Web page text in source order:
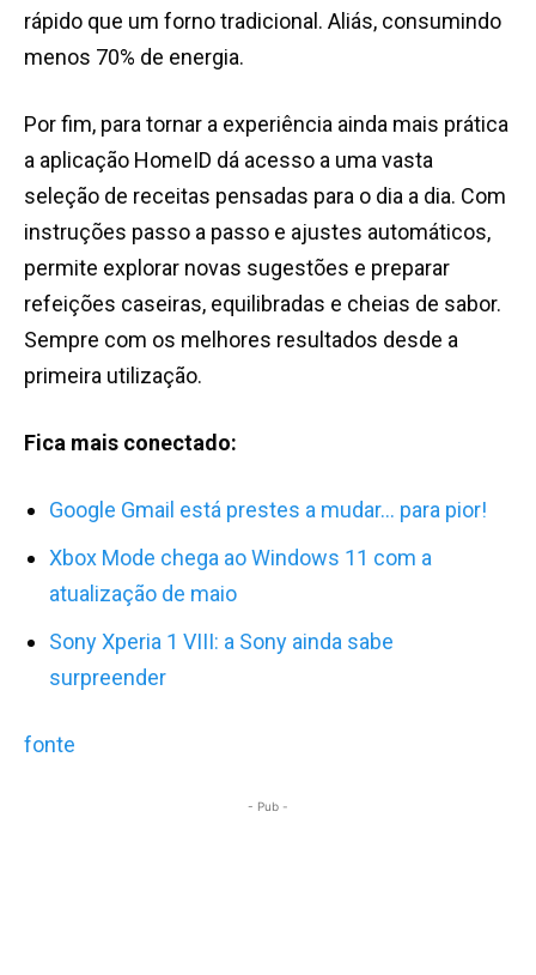
rápido que um forno tradicional. Aliás, consumindo
menos 70% de energia.
Por fim, para tornar a experiência ainda mais prática
a aplicação HomeID dá acesso a uma vasta
seleção de receitas pensadas para o dia a dia. Com
instruções passo a passo e ajustes automáticos,
permite explorar novas sugestões e preparar
refeições caseiras, equilibradas e cheias de sabor.
Sempre com os melhores resultados desde a
primeira utilização.
Fica mais conectado:
Google Gmail está prestes a mudar… para pior!
Xbox Mode chega ao Windows 11 com a
atualização de maio
Sony Xperia 1 VIII: a Sony ainda sabe
surpreender
fonte
- Pub -